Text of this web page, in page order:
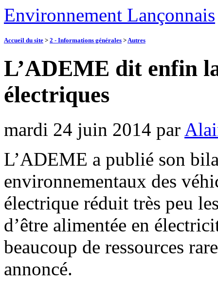
Environnement Lançonnais
Accueil du site > 2 - Informations générales >Autres
L’ADEME dit enfin
électriques
mardi 24 juin 2014 par
L’ADEME a publié son
environnementaux des
électrique réduit très peu
d’être alimentée en
beaucoup de ressources
annoncé.